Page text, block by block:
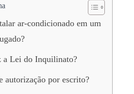
ar-condicionado em um
a Lei do Inquilinato?
autorização por escrito?